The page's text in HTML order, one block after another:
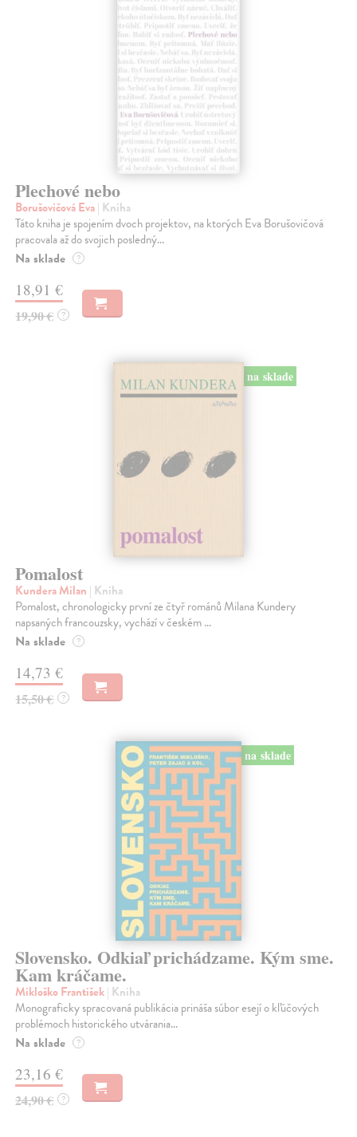
Plechové nebo
Borušovičová Eva| Kniha
Táto kniha je spojením dvoch projektov, na ktorých Eva Borušovičová
pracovala až do svojich posledný...
Na sklade ?
18,91 €
19,90 € ?
na sklade
Pomalost
Kundera Milan | Kniha
Pomalost, chronologicky první ze čtyř románů Milana Kundery
napsaných francouzsky, vychází v českém ...
Na sklade ?
14,73 €
15,50 € ?
na sklade
Slovensko. Odkiaľ prichádzame. Kým sme.
Kam kráčame.
Mikloško František| Kniha
Monograficky spracovaná publikácia prináša súbor esejí o kľúčových
problémoch historického utvárania...
Na sklade ?
23,16 €
24,90 € ?